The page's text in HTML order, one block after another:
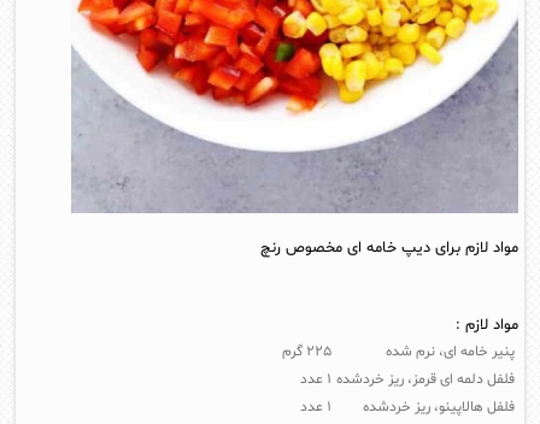
مواد لازم برای دیپ خامه ای مخصوص رنچ
مواد لازم :
پنیر خامه ای، نرم شده
۲۲۵ گرم
فلفل دلمه ای قرمز، ریز خردشده ۱ عدد
فلفل هالاپینو، ریز خردشده
۱ عدد